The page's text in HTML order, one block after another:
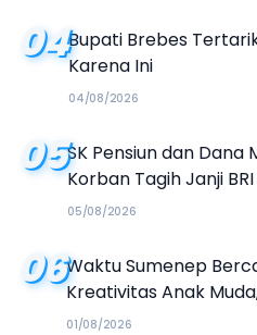
04Bupati Brebes
Karena Ini
04/08/2026
05SK Pensiun dan Dana
Korban Tagih Janji
05/08/2026
06Waktu Sumenep
Kreativitas Anak
Industri Kreatif
01/08/2026